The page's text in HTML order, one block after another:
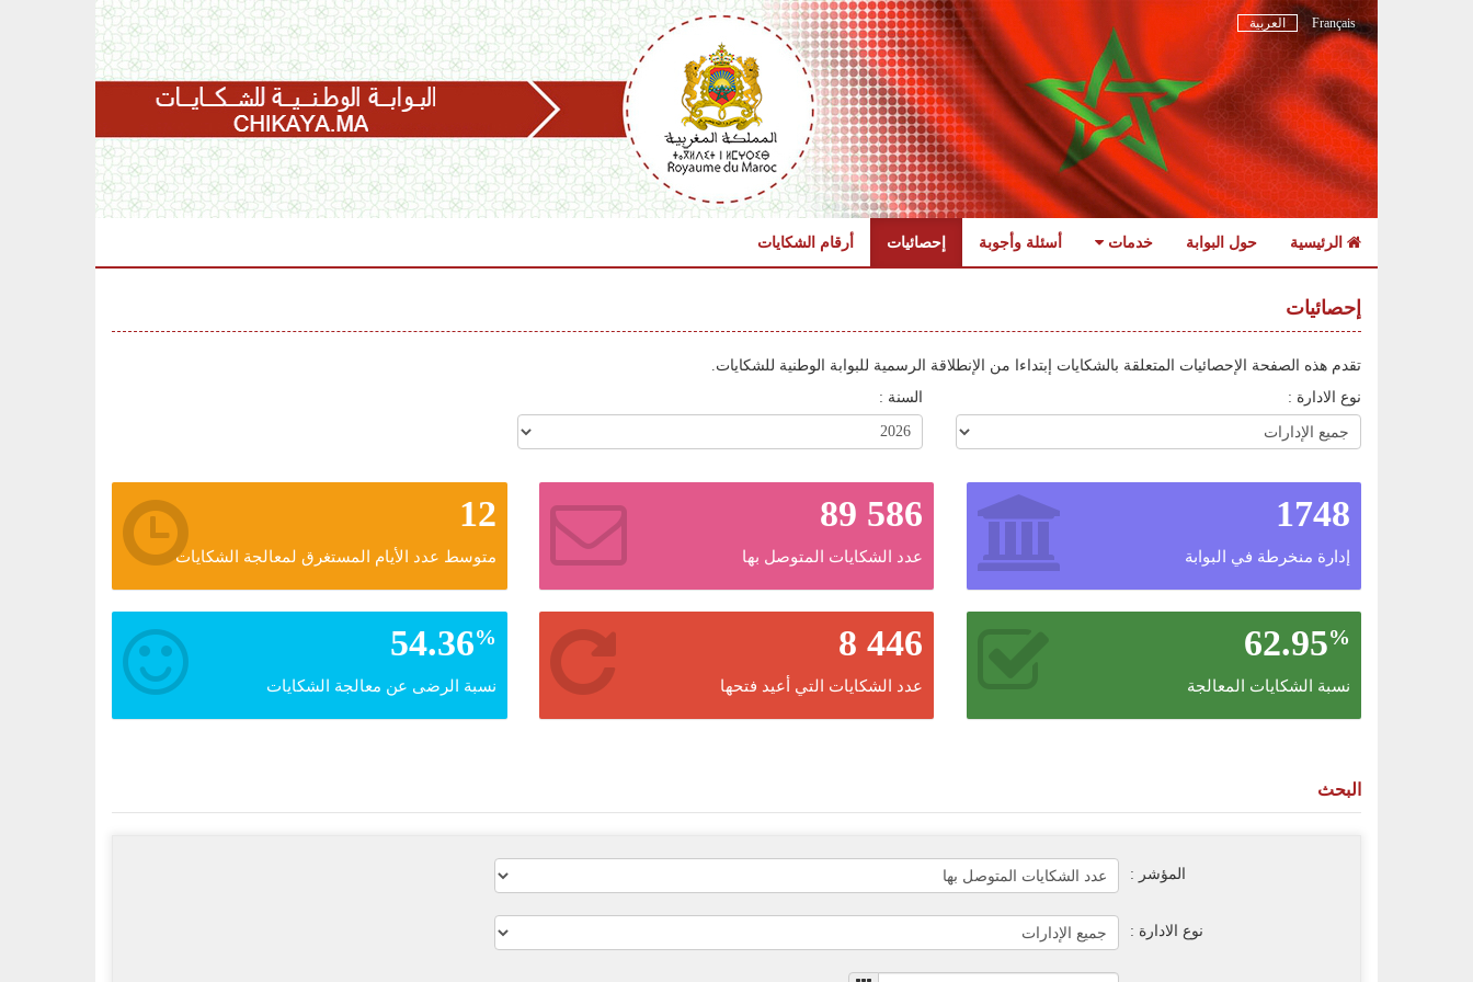
Français العربية
الرئيسية حول البوابة خدمات أسئلة وأجوبة إحصائيات أرقام الشكايات
navigation
content
إحصائيات
تقدم هذه الصفحة الإحصائيات المتعلقة بالشكايات إبتداءا من الإنطلاقة الرسمية للبوابة الوطنية للشكايات.
نوع الادارة : السنة :
1748
إدارة منخرطة في البوابة
89 586
عدد الشكايات المتوصل بها
12
متوسط عدد الأيام المستغرق لمعالجة الشكايات
62.95%
نسبة الشكايات المعالجة
8 446
عدد الشكايات التي أعيد فتحها
54.36%
نسبة الرضى عن معالجة الشكايات
البحث
المؤشر :
نوع الادارة :